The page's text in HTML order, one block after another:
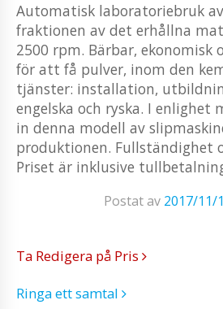
Automatisk laboratoriebruk
fraktionen av det erhållna
2500 rpm. Bärbar,
för att få pulver, inom den
tjänster: installation,
engelska och ryska. I
in denna modell av
produktionen. Fullständighet
Priset är inklusive
Postat av 2017/11/
Ta Redigera på Pris
Ringa ett samtal